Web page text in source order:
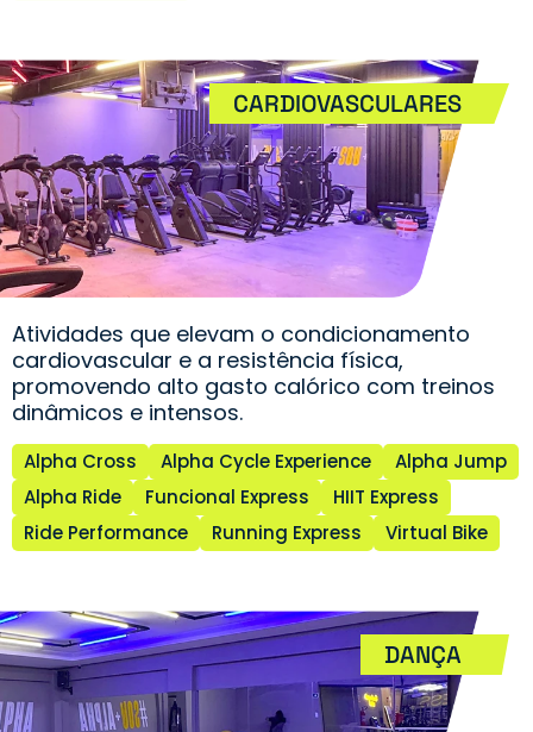
CARDIOVASCULARES
Atividades que elevam o condicionamento
cardiovascular e a resistência física,
promovendo alto gasto calórico com treinos
dinâmicos e intensos.
Alpha Cross Alpha Cycle Experience
Alpha Jump
Alpha Ride
Funcional Express
HIIT Express
Ride Performance
Running Express Virtual Bike
DANÇA